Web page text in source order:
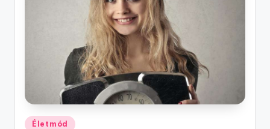
Posted
Életmód